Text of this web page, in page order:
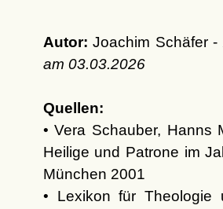
Autor: Joachim Schäfer -
am 03.03.2026
Quellen:
• Vera Schauber, Hanns
Heilige und Patrone im
München 2001
• Lexikon für Theologie